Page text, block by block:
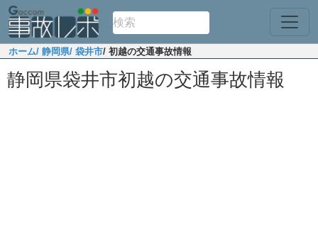
ホーム/ 静岡県/ 袋井市/ 初越の交通事故情報
静岡県袋井市初越の交通事故情報